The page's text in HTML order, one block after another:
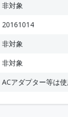
非対象
20161014
非対象
非対象
ACアダプター等は